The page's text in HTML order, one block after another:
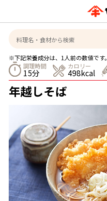
商品情報
ブランド一覧
ヤマキ『めんつゆ』
レシピ
おいしいレシピを探す
おいしいレシピトップ
主食レシピ
主菜レシピ
かつお節・だしを楽しむ
かつお節・だしを知る
だしの取り方
かつお節の削り方
CM・キャンペーン
CM
キャンペーン一覧
企業・採用情報
企業情報
お問い合わせ
※下記栄養成分は、1人前の数値です。
調理時間
15分
カロリー
498kcal
年越しそば